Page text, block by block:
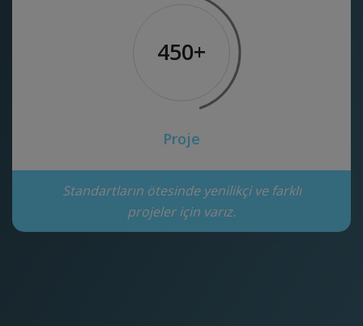
450+
Proje
Standartların ötesinde yenilikçi ve farklı
projeler için varız.